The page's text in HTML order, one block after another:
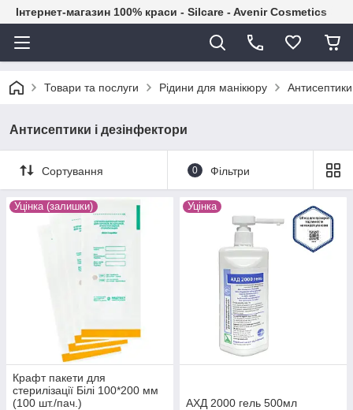
Інтернет-магазин 100% краси - Silcare - Avenir Cosmetics
Товари та послуги Рідини для манікюру
Антисептики і дезінфектори
Сортування 0 Фільтри
Уцінка (залишки)
Крафт пакети для
стерилізації Білі 100*200 мм
(100 шт./пач.)
Уцінка
АХД 2000 гель 500мл